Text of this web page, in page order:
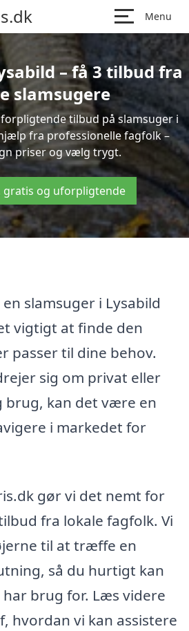
Menu
– få 3 tilbud fra
slamsugere
tilbud på slamsuger i
fra professionelle fagfolk –
priser og vælg trygt.
gratis og uforpligtende
slamsuger i Lysabild
vigtigt at finde den
passer til dine behov.
sig om privat eller
brug, kan det være en
i markedet for
gør vi det nemt for
fra lokale fagfolk. Vi
til at træffe en
så du hurtigt kan
brug for. Læs videre
hvordan vi kan assistere